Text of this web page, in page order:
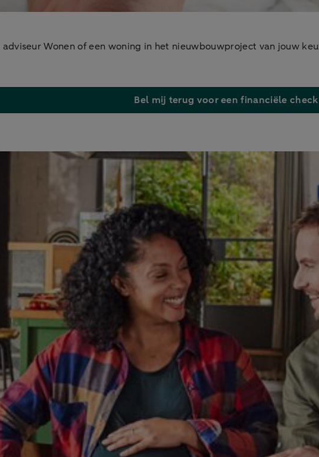
Wonen of een woning in het nieuwbouwproject van jouw
Bel mij terug voor een financiële check